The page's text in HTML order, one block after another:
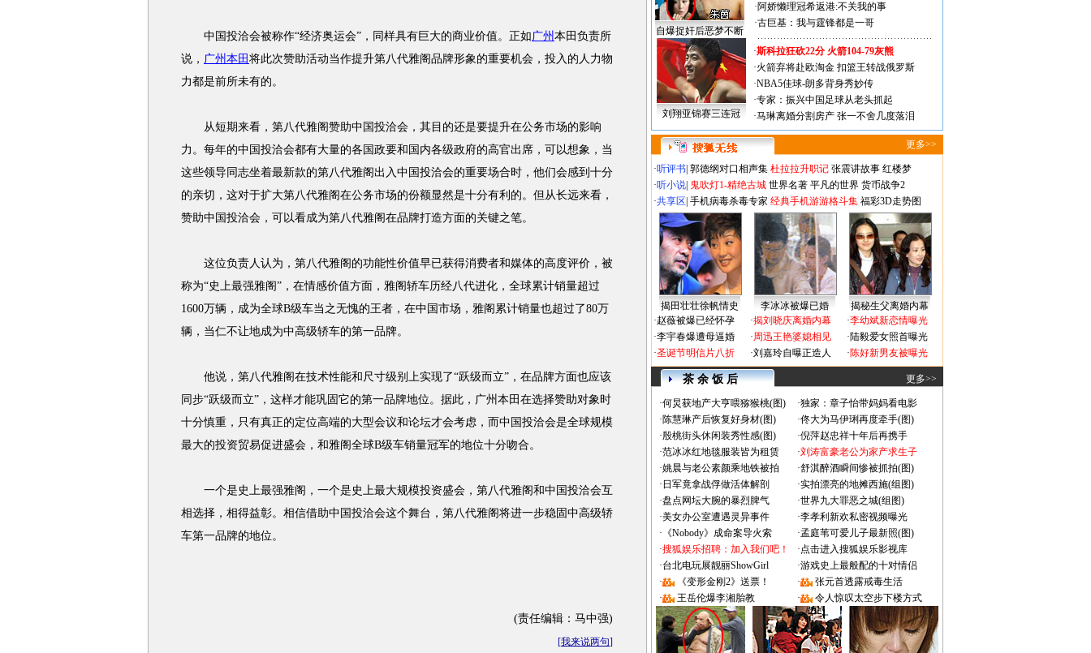
中国投洽会被称作“经济奥运会”，同样具有巨大的商业价值。正如广州 本田负责所
说， 广州本田 将此次赞助活动当作提升第八代雅阁品牌形象的重要机会，投入的人力物
力都是前所未有的。
从短期来看，第八代雅阁赞助中国投洽会，其目的还是要提升在公务市场的影响
力。每年的中国投洽会都有大量的各国政要和国内各级政府的高官出席，可以想象，当
这些领导同志坐着最新款的第八代雅阁出入中国投洽会的重要场合时，他们会感到十分
的亲切，这对于扩大第八代雅阁在公务市场的份额显然是十分有利的。但从长远来看，
赞助中国投洽会，可以看成为第八代雅阁在品牌打造方面的关键之笔。
这位负责人认为，第八代雅阁的功能性价值早已获得消费者和媒体的高度评价，被
称为“史上最强雅阁”，在情感价值方面，雅阁轿车历经八代进化，全球累计销量超过
1600万辆，成为全球B级车当之无愧的王者，在中国市场，雅阁累计销量也超过了80万
辆，当仁不让地成为中高级轿车的第一品牌。
他说，第八代雅阁在技术性能和尺寸级别上实现了“跃级而立”，在品牌方面也应该
同步“跃级而立”，这样才能巩固它的第一品牌地位。据此，广州本田在选择赞助对象时
十分慎重，只有真正的定位高端的大型会议和论坛才会考虑，而中国投洽会是全球规模
最大的投资贸易促进盛会，和雅阁全球B级车销量冠军的地位十分吻合。
一个是史上最强雅阁，一个是史上最大规模投资盛会，第八代雅阁和中国投洽会互
相选择，相得益彰。相信借助中国投洽会这个舞台，第八代雅阁将进一步稳固中高级轿
车第一品牌的地位。
(责任编辑：马中强)
[我来说两句]
自爆捉奸后恶梦不断
·阿娇懒理冠希返港:不关我的事
·古巨基：我与霆锋都是一哥
刘翔亚锦赛三连冠
·斯科拉狂砍22分 火箭104-79灰熊
·火箭弃将赴欧淘金 扣篮王转战俄罗斯
·NBA5佳球-朗多背身秀妙传
·专家：振兴中国足球从老头抓起
·马琳离婚分割房产 张一不舍几度落泪
更多>>
·听评书 郭德纲对口相声集 杜拉拉升职记 张震讲故事 红楼梦
·听小说 鬼吹灯1-精绝古城 世界名著 平凡的世界 货币战争2
·共享区 手机病毒杀毒专家 经典手机游游格斗集 福彩3D走势图
揭田壮壮徐帆情史 李冰冰被爆已婚
揭秘生父离婚内幕
·赵薇被爆已经怀孕
·李宇春爆遭母逼婚
·圣诞节明信片八折
·揭刘晓庆离婚内幕
·周迅王艳婆媳相见
·刘嘉玲自曝正造人
·李幼斌新恋情曝光
·陆毅爱女照首曝光
·陈好新男友被曝光
茶 余 饭 后 更多>>
·何炅获地产大亨喂猕猴桃(图) ·独家：章子怡带妈妈看电影
·陈慧琳产后恢复好身材(图) ·佟大为马伊琍再度牵手(图)
·殷桃街头休闲装秀性感(图) ·倪萍赵忠祥十年后再携手
·范冰冰红地毯服装皆为租赁 ·刘涛富豪老公为家产求生子
·姚晨与老公素颜乘地铁被拍 ·舒淇醉酒瞬间惨被抓拍(图)
· 日军竟拿战俘做活体解剖 ·实拍漂亮的地摊西施(组图)
·盘点网坛大腕的暴烈脾气 ·世界九大罪恶之城(组图)
·美女办公室遭遇灵异事件 ·李孝利新欢私密视频曝光
· 《Nobody》成命案导火索 ·孟庭苇可爱儿子最新照(图)
·搜狐娱乐招聘：加入我们吧！ ·点击进入搜狐娱乐影视库
·台北电玩展靓丽ShowGirl ·游戏史上最般配的十对情侣
·
《变形金刚2》送票！ ·
张元首透露戒毒生活
·
王岳伦爆李湘胎教 · 令人惊叹太空步下楼方式